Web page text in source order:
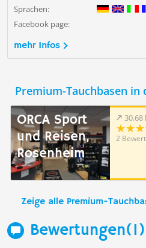
Sprachen:
Facebook page:
mehr Infos
Premium-Tauchbasen in
ORCA Sport
und Reisen,
Rosenheim
30.68
2
Zeige alle Premium-
Bewertungen(1)